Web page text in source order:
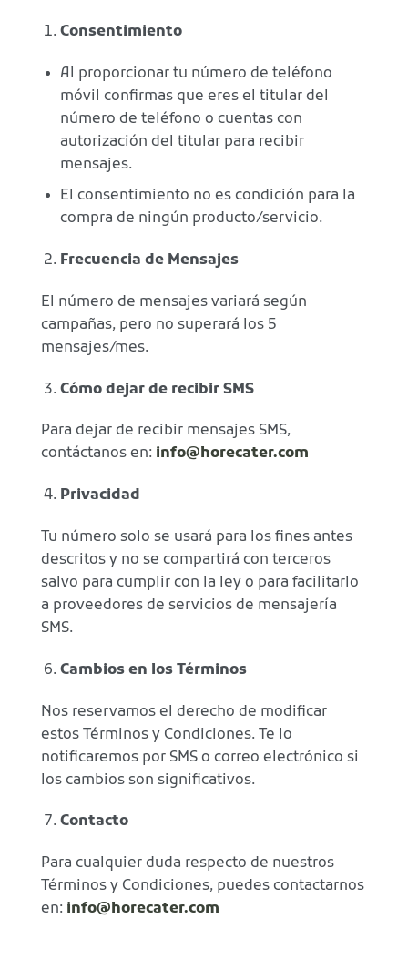
Consentimiento
Al proporcionar tu número de teléfono
móvil confirmas que eres el titular del
número de teléfono o cuentas con
autorización del titular para recibir
mensajes.
El consentimiento no es condición para la
compra de ningún producto/servicio.
Frecuencia de Mensajes
El número de mensajes variará según
campañas, pero no superará los 5
mensajes/mes.
Cómo dejar de recibir SMS
Para dejar de recibir mensajes SMS,
contáctanos en: info@horecater.com
Privacidad
Tu número solo se usará para los fines antes
descritos y no se compartirá con terceros
salvo para cumplir con la ley o para facilitarlo
a proveedores de servicios de mensajería
SMS.
Cambios en los Términos
Nos reservamos el derecho de modificar
estos Términos y Condiciones. Te lo
notificaremos por SMS o correo electrónico si
los cambios son significativos.
Contacto
Para cualquier duda respecto de nuestros
Términos y Condiciones, puedes contactarnos
en: info@horecater.com